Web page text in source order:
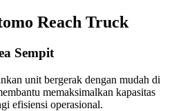
Reach Truck
Sempit
unit bergerak dengan mudah di
memaksimalkan kapasitas
efisiensi operasional.